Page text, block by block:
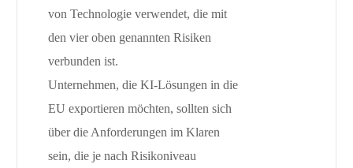
von Technologie verwendet, die mit
den vier oben genannten Risiken
verbunden ist.
Unternehmen, die KI-Lösungen in die
EU exportieren möchten, sollten sich
über die Anforderungen im Klaren
sein, die je nach Risikoniveau